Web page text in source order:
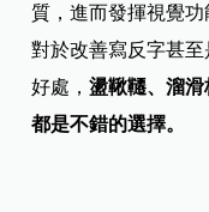
質，進而發揮視覺
對於改善寫反字甚
好處，盪鞦韆、溜
都是不錯的選擇。